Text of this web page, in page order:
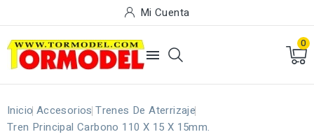
Mi Cuenta

0
Inicio Accesorios Trenes De Aterrizaje
Tren Principal Carbono 110 X 15 X 15mm.